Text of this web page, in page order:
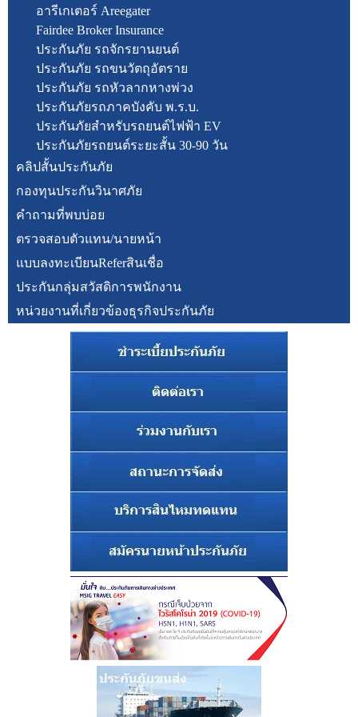
อารีเกเตอร์ Areegater
Fairdee Broker Insurance
ประกันภัย รถจักรยานยนต์
ประกันภัย รถขนวัตถุอัตราย
ประกันภัย รถหัวลากหางพ่วง
ประกันภัยรถภาคบังคับ พ.ร.บ.
ประกันภัยสำหรับรถยนต์ไฟฟ้า EV
ประกันภัยรถยนต์ระยะสั้น 30-90 วัน
คลิปสั้นประกันภัย
กองทุนประกันวินาศภัย
คำถามที่พบบ่อย
ตรวจสอบตัวแทน/นายหน้า
แบบลงทะเบียนReferสินเชื่อ
ประกันกลุ่มสวัสดิการพนักงาน
หน่วยงานที่เกี่ยวข้องธุรกิจประกันภัย